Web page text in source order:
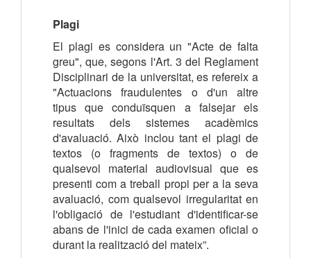
Plagi
El plagi es considera un "Acte de falta
greu", que, segons l'Art. 3 del Reglament
Disciplinari de la universitat, es refereix a
"Actuacions fraudulentes o d'un altre
tipus que conduïsquen a falsejar els
resultats dels sistemes acadèmics
d'avaluació. Això inclou tant el plagi de
textos (o fragments de textos) o de
qualsevol material audiovisual que es
presenti com a treball propi per a la seva
avaluació, com qualsevol irregularitat en
l'obligació de l'estudiant d'identificar-se
abans de l'inici de cada examen oficial o
durant la realització del mateix”.